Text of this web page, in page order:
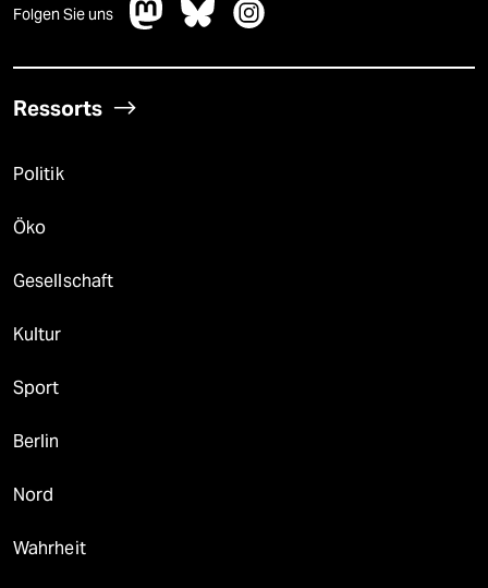
Folgen Sie uns
Ressorts
Politik
Öko
Gesellschaft
Kultur
Sport
Berlin
Nord
Wahrheit